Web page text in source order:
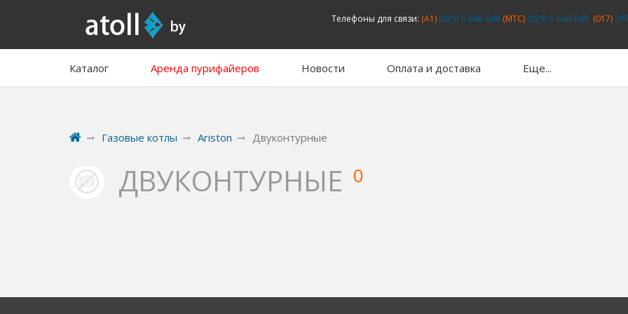
Телефоны для связи: (A1)(029) 6-648-648(MTC)(029) 5-648-648 (017)
Каталог Аренда пурифайеров Новости Оплата и доставка Еще...
Газовые котлы Ariston Двуконтурные
ДВУКОНТУРНЫЕ 0